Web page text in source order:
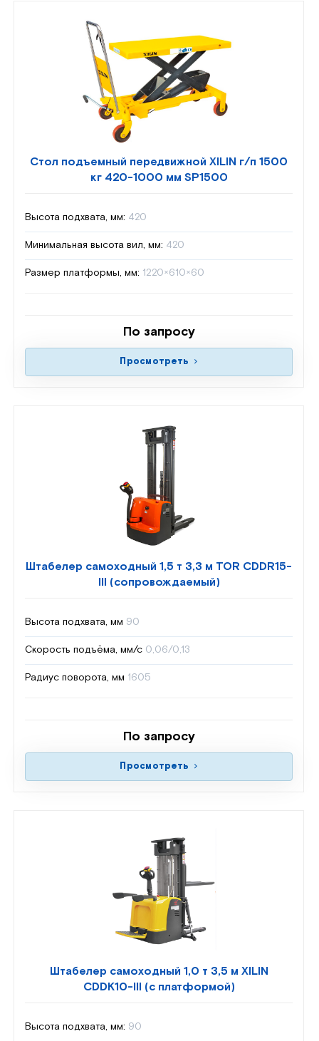
Стол подъемный передвижной XILIN г/п 1500
кг 420-1000 мм SP1500
Высота подхвата, мм: 420
Минимальная высота вил, мм: 420
Размер платформы, мм: 1220×610×60
По запросу
Просмотреть
Штабелер самоходный 1,5 т 3,3 м TOR CDDR15-
III (сопровождаемый)
Высота подхвата, мм 90
Скорость подъёма, мм/с 0,06/0,13
Радиус поворота, мм 1605
По запросу
Просмотреть
Штабелер самоходный 1,0 т 3,5 м XILIN
CDDK10-III (с платформой)
Высота подхвата, мм: 90